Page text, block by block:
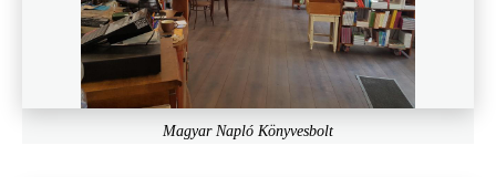
Magyar Napló Könyvesbolt